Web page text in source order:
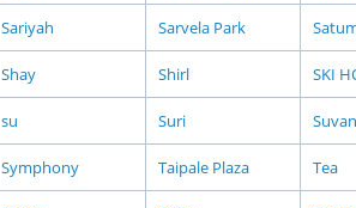
Sariyah Sarvela Park
Shay Shirl SKI
su Suri
Symphony Taipale Plaza Tea